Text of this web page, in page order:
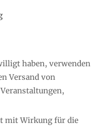
haben, verwenden
Versand von
mit Wirkung für die